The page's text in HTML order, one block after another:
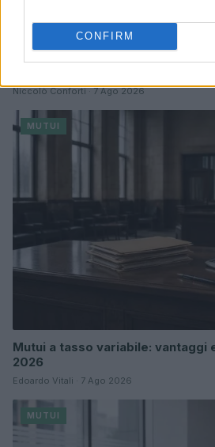
CONFIRM
Niccolò Conforti · 7 Ago 2026
MUTUI
Mutui a tasso variabile: vantaggi
2026
Edoardo Vitali · 7 Ago 2026
MUTUI